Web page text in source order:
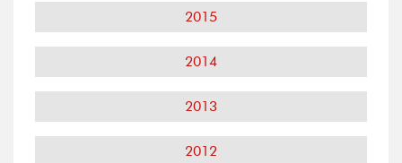
2015
2014
2013
2012